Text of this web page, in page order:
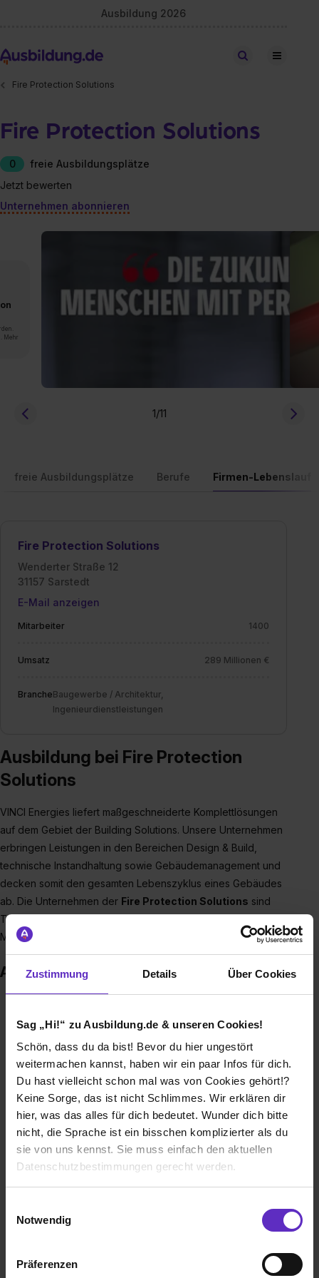
Zustimmung Details Über Cookies
Sag „Hi!“ zu Ausbildung.de & unseren Cookies!
Schön, dass du da bist! Bevor du hier ungestört
weitermachen kannst, haben wir ein paar Infos für dich.
Du hast vielleicht schon mal was von Cookies gehört!?
Keine Sorge, das ist nicht Schlimmes. Wir erklären dir
hier, was das alles für dich bedeutet. Wunder dich bitte
nicht, die Sprache ist ein bisschen komplizierter als du
sie von uns kennst. Sie muss einfach den aktuellen
Datenschutzbestimmungen gerecht werden.
Benutzung der Webseite getroffenen Einstellungen zu
Notwendig
Präferenzen
Ausbildung 2026
Stellen finden
Fire Protection Solutions
Fire Protection Solutions
0
freie Ausbildungsplätze
Jetzt bewerten
Unternehmen abonnieren
Mehr
1/11
freie Ausbildungsplätze Berufe Firmen-Lebenslauf
Fire Protection Solutions
Wenderter Straße 12
31157 Sarstedt
E-Mail anzeigen
Mitarbeiter 1400
Umsatz 289 Millionen €
BrancheBaugewerbe / Architektur,
Ingenieurdienstleistungen
Ausbildung bei Fire Protection
Solutions
VINCI Energies liefert maßgeschneiderte Komplettlösungen
auf dem Gebiet der Building Solutions. Unsere Unternehmen
erbringen Leistungen in den Bereichen Design & Build,
technische Instandhaltung sowie Gebäudemanagement und
decken somit den gesamten Lebenszyklus eines Gebäudes
ab. Die Unternehmen der Fire Protection Solutions sind
Teil dieses Netzwerks und zählen in Deutschland zu den
Marktführern auf dem Gebiet der Löschanlagen.
Auszeichnungen
TOP COMPANY